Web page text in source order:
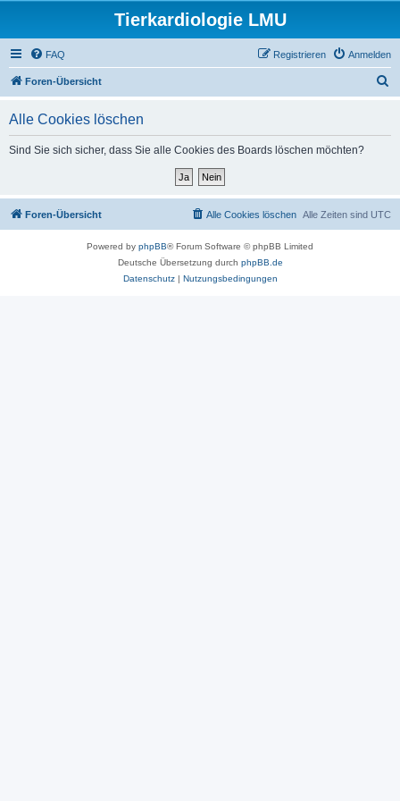
Tierkardiologie LMU
FAQ Anmelden
Registrieren
Foren-Übersicht
Alle Cookies löschen
Sind Sie sich sicher, dass Sie alle Cookies des Boards löschen möchten?
Foren-Übersicht Alle Zeiten sind UTC
Alle Cookies löschen
Powered by phpBB® Forum Software © phpBB Limited
Deutsche Übersetzung durch phpBB.de
Datenschutz| Nutzungsbedingungen